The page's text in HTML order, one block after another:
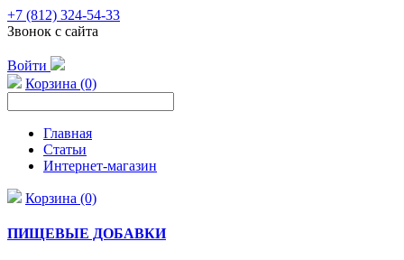
+7 (812) 324-54-33
Звонок с сайта
Войти
Корзина (0)
Главная
Статьи
Интернет-магазин
Корзина (0)
ПИЩЕВЫЕ ДОБАВКИ